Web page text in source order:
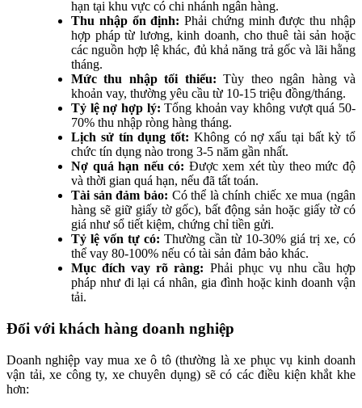
hạn tại khu vực có chi nhánh ngân hàng.
Thu nhập ổn định: Phải chứng minh được thu nhập
hợp pháp từ lương, kinh doanh, cho thuê tài sản hoặc
các nguồn hợp lệ khác, đủ khả năng trả gốc và lãi hằng
tháng.
Mức thu nhập tối thiểu: Tùy theo ngân hàng và
khoản vay, thường yêu cầu từ 10-15 triệu đồng/tháng.
Tỷ lệ nợ hợp lý:Tổng khoản vay không vượt quá 50-
70% thu nhập ròng hàng tháng.
Lịch sử tín dụng tốt: Không có nợ xấu tại bất kỳ tổ
chức tín dụng nào trong 3-5 năm gần nhất.
Nợ quá hạn nếu có: Được xem xét tùy theo mức độ
và thời gian quá hạn, nếu đã tất toán.
Tài sản đảm bảo: Có thể là chính chiếc xe mua (ngân
hàng sẽ giữ giấy tờ gốc), bất động sản hoặc giấy tờ có
giá như sổ tiết kiệm, chứng chỉ tiền gửi.
Tỷ lệ vốn tự có: Thường cần từ 10-30% giá trị xe, có
thể vay 80-100% nếu có tài sản đảm bảo khác.
Mục đích vay rõ ràng: Phải phục vụ nhu cầu hợp
pháp như đi lại cá nhân, gia đình hoặc kinh doanh vận
tải.
Đối với khách hàng doanh nghiệp
Doanh nghiệp vay mua xe ô tô (thường là xe phục vụ kinh doanh
vận tải, xe công ty, xe chuyên dụng) sẽ có các điều kiện khắt khe
hơn: